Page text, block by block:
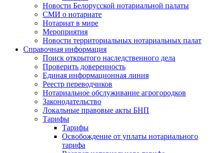
Новости Белорусской нотариальной палаты
СМИ о нотариате
Нотариат в мире
Мероприятия
Новости территориальных нотариальных палат
Справочная информация
Поиск открытого наследственного дела
Проверить доверенность
Единая информационная линия
Реестр переводчиков
Нотариальное обслуживание агрогородков
Законодательство
Локальные правовые акты БНП
Тарифы
Тарифы
Освобождение от уплаты нотариального
тарифа